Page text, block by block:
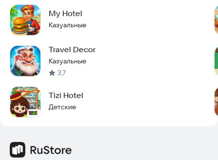
My Hotel
Казуальные
Travel Decor
Казуальные
3,7
Tizi Hotel
Детские